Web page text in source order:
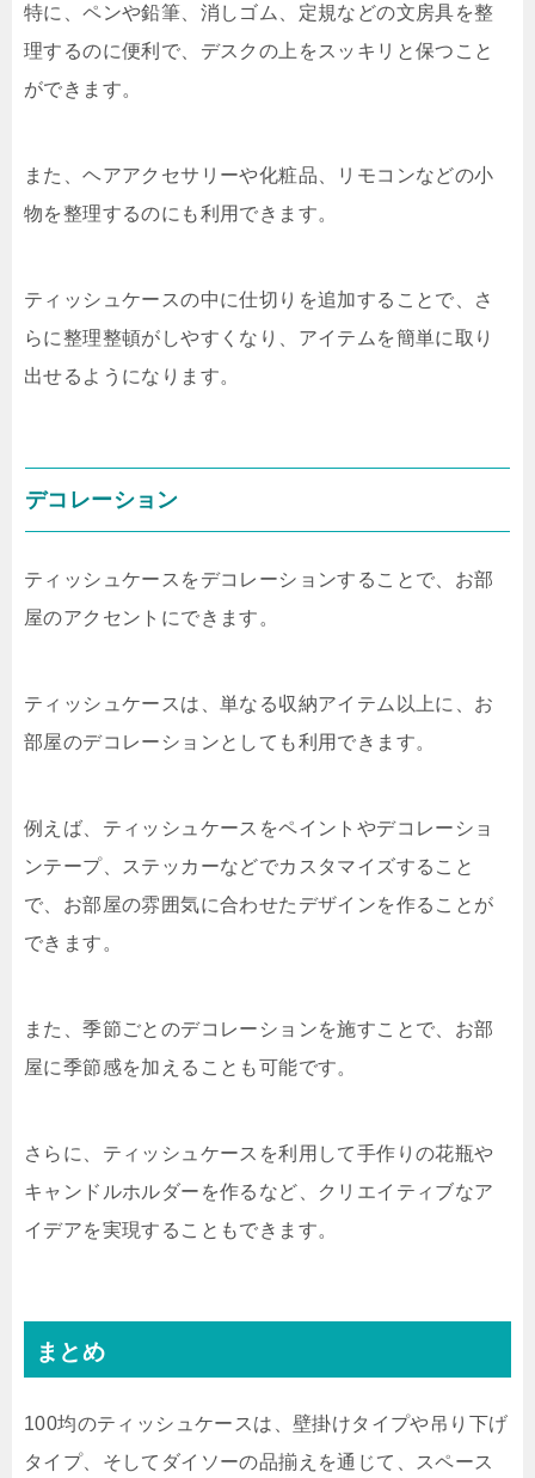
特に、ペンや鉛筆、消しゴム、定規などの文房具を整
理するのに便利で、デスクの上をスッキリと保つこと
ができます。
また、ヘアアクセサリーや化粧品、リモコンなどの小
物を整理するのにも利用できます。
ティッシュケースの中に仕切りを追加することで、さ
らに整理整頓がしやすくなり、アイテムを簡単に取り
出せるようになります。
デコレーション
ティッシュケースをデコレーションすることで、お部
屋のアクセントにできます。
ティッシュケースは、単なる収納アイテム以上に、お
部屋のデコレーションとしても利用できます。
例えば、ティッシュケースをペイントやデコレーショ
ンテープ、ステッカーなどでカスタマイズすること
で、お部屋の雰囲気に合わせたデザインを作ることが
できます。
また、季節ごとのデコレーションを施すことで、お部
屋に季節感を加えることも可能です。
さらに、ティッシュケースを利用して手作りの花瓶や
キャンドルホルダーを作るなど、クリエイティブなア
イデアを実現することもできます。
まとめ
100均のティッシュケースは、壁掛けタイプや吊り下げ
タイプ、そしてダイソーの品揃えを通じて、スペース